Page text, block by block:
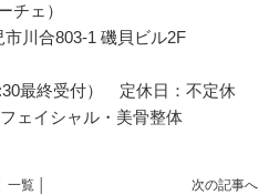
チェ）
川合803-1 磯貝ビル2F
最終受付） 定休日：不定休
ェイシャル・美骨整体
次の記事へ
│ 一覧 │